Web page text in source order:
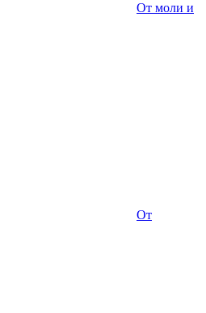
От моли и
От